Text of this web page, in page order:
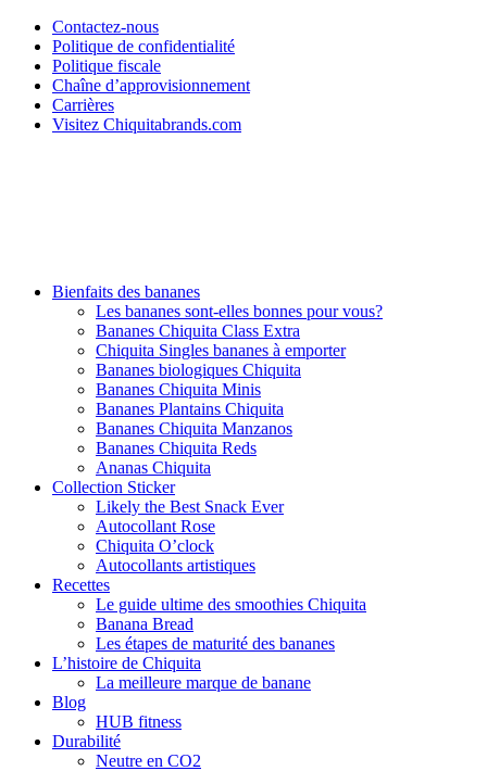
Contactez-nous
Politique de confidentialité
Politique fiscale
Chaîne d’approvisionnement
Carrières
Visitez Chiquitabrands.com
Bienfaits des bananes
Les bananes sont-elles bonnes pour vous?
Bananes Chiquita Class Extra
Chiquita Singles bananes à emporter
Bananes biologiques Chiquita
Bananes Chiquita Minis
Bananes Plantains Chiquita
Bananes Chiquita Manzanos
Bananes Chiquita Reds
Ananas Chiquita
Collection Sticker
Likely the Best Snack Ever
Autocollant Rose
Chiquita O’clock
Autocollants artistiques
Recettes
Le guide ultime des smoothies Chiquita
Banana Bread
Les étapes de maturité des bananes
L’histoire de Chiquita
La meilleure marque de banane
Blog
HUB fitness
Durabilité
Neutre en CO2